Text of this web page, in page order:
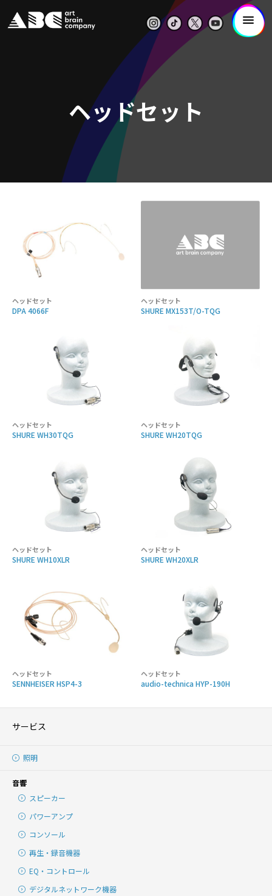
ヘッドセット
ヘッドセット
DPA 4066F
ヘッドセット
SHURE MX153T/O-TQG
ヘッドセット
SHURE WH30TQG
ヘッドセット
SHURE WH20TQG
ヘッドセット
SHURE WH10XLR
ヘッドセット
SHURE WH20XLR
ヘッドセット
SENNHEISER HSP4-3
ヘッドセット
audio-technica HYP-190H
サービス
照明
音響
スピーカー
パワーアンプ
コンソール
再生・録音機器
EQ・コントロール
デジタルネットワーク機器